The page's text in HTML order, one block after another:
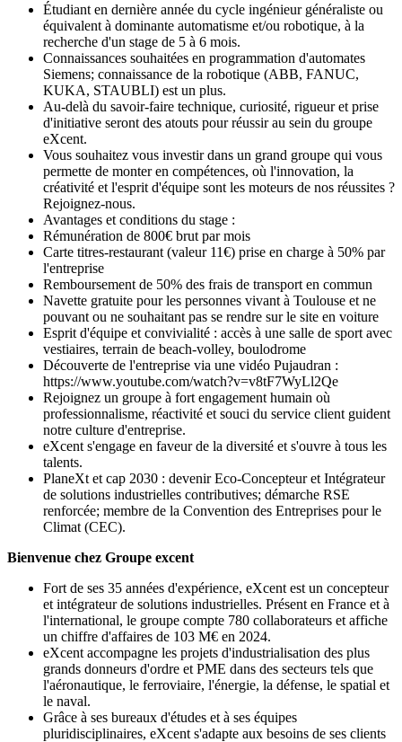
Étudiant en dernière année du cycle ingénieur généraliste ou
équivalent à dominante automatisme et/ou robotique, à la
recherche d'un stage de 5 à 6 mois.
Connaissances souhaitées en programmation d'automates
Siemens; connaissance de la robotique (ABB, FANUC,
KUKA, STAUBLI) est un plus.
Au-delà du savoir-faire technique, curiosité, rigueur et prise
d'initiative seront des atouts pour réussir au sein du groupe
eXcent.
Vous souhaitez vous investir dans un grand groupe qui vous
permette de monter en compétences, où l'innovation, la
créativité et l'esprit d'équipe sont les moteurs de nos réussites ?
Rejoignez-nous.
Avantages et conditions du stage :
Rémunération de 800€ brut par mois
Carte titres-restaurant (valeur 11€) prise en charge à 50% par
l'entreprise
Remboursement de 50% des frais de transport en commun
Navette gratuite pour les personnes vivant à Toulouse et ne
pouvant ou ne souhaitant pas se rendre sur le site en voiture
Esprit d'équipe et convivialité : accès à une salle de sport avec
vestiaires, terrain de beach-volley, boulodrome
Découverte de l'entreprise via une vidéo Pujaudran :
https://www.youtube.com/watch?v=v8tF7WyLl2Qe
Rejoignez un groupe à fort engagement humain où
professionnalisme, réactivité et souci du service client guident
notre culture d'entreprise.
eXcent s'engage en faveur de la diversité et s'ouvre à tous les
talents.
PlaneXt et cap 2030 : devenir Eco-Concepteur et Intégrateur
de solutions industrielles contributives; démarche RSE
renforcée; membre de la Convention des Entreprises pour le
Climat (CEC).
Bienvenue chez Groupe excent
Fort de ses 35 années d'expérience, eXcent est un concepteur
et intégrateur de solutions industrielles. Présent en France et à
l'international, le groupe compte 780 collaborateurs et affiche
un chiffre d'affaires de 103 M€ en 2024.
eXcent accompagne les projets d'industrialisation des plus
grands donneurs d'ordre et PME dans des secteurs tels que
l'aéronautique, le ferroviaire, l'énergie, la défense, le spatial et
le naval.
Grâce à ses bureaux d'études et à ses équipes
pluridisciplinaires, eXcent s'adapte aux besoins de ses clients